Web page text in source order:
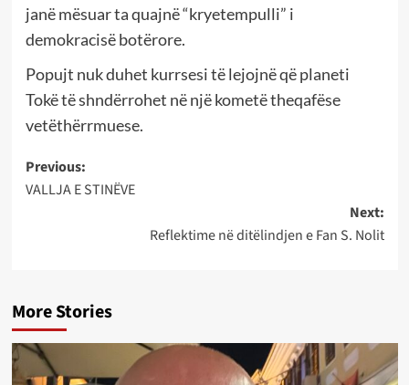
janë mësuar ta quajnë “kryetempulli” i
demokracisë botërore.
Popujt nuk duhet kurrsesi të lejojnë që planeti
Tokë të shndërrohet në një kometë theqafëse
vetëthërrmuese.
Post
navigation
Previous:
VALLJA E STINËVE
Next:
Reflektime në ditëlindjen e Fan S. Nolit
More Stories